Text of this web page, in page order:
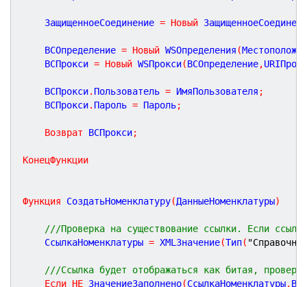
	ЗащищенноеСоединение
= Новый
	ВСОпределение
= Новый WSОпределения (
	ВСПрокси
= Новый WSПрокси(ВСОпределение,
	ВСПрокси
. Пользователь = ИмяПользователя ;
	ВСПрокси
. Пароль = Пароль;
Возврат ВСПрокси;
КонецФункции
Функция СоздатьНоменклатуру(ДанныеНоменклатуры)
///Проверка на существование ссылки. Если
	СсылкаНоменклатуры
= XMLЗначение(Тип(
///Ссылка будет отображаться как битая,
Если НЕ ЗначениеЗаполнено(СсылкаНоменклатуры.